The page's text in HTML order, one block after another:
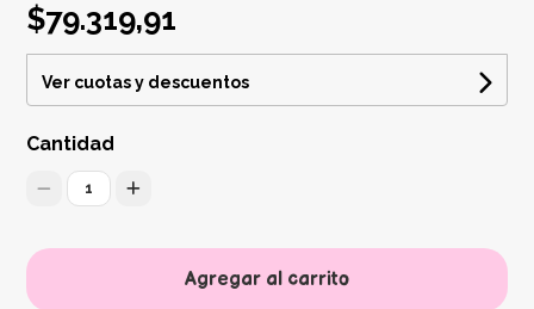
$79.319,91
Ver cuotas y descuentos
Cantidad
1
Agregar al carrito